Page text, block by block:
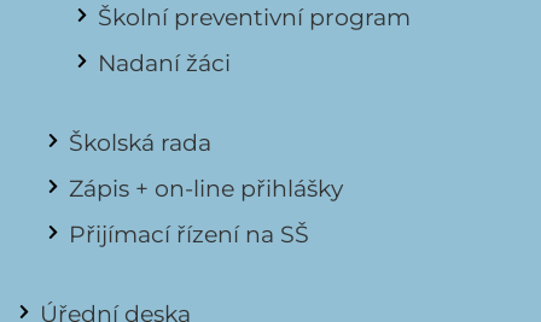
Školní preventivní program
Nadaní žáci
Školská rada
Zápis + on-line přihlášky
Přijímací řízení na SŠ
Úřední deska